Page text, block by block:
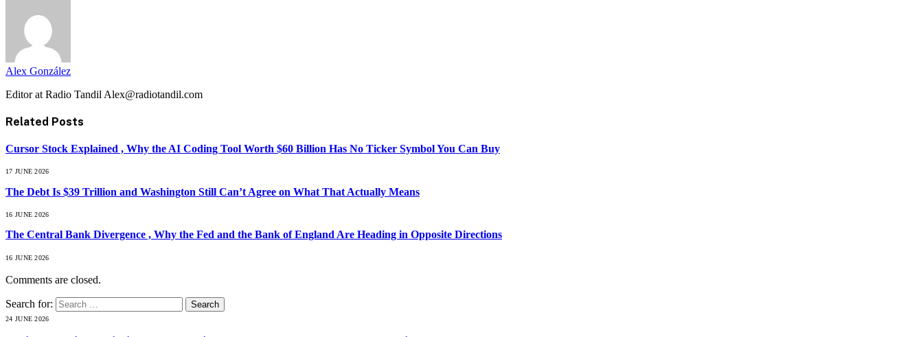
Alex González
Editor at Radio Tandil Alex@radiotandil.com
Related Posts
Cursor Stock Explained , Why the AI Coding Tool Worth $60 Billion Has No Ticker Symbol You Can Buy
17 JUNE 2026
The Debt Is $39 Trillion and Washington Still Can’t Agree on What That Actually Means
16 JUNE 2026
The Central Bank Divergence , Why the Fed and the Bank of England Are Heading in Opposite Directions
16 JUNE 2026
Comments are closed.
Search for:
24 JUNE 2026